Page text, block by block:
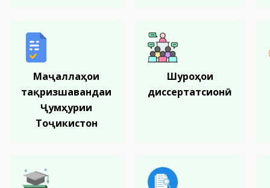
Маҷаллаҳои
тақризшавандаи
Ҷумҳурии
Тоҷикистон
Шуроҳои
диссертатсионӣ